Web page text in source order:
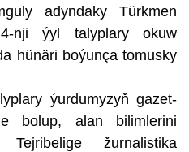
adyndaky Türkmen
nji ýyl talyplary okuw
hünäri boýunça tomusky
ýurdumyzyň gazet-
bolup, alan bilimlerini
Tejribelige žurnalistika